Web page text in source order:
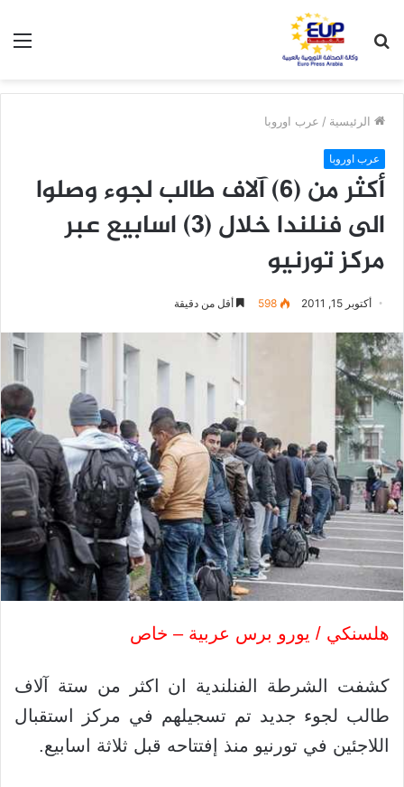
عن
الرئيسية / عرب اوروبا
عرب اوروبا
أكثر من (6) آلاف طالب لجوء وصلوا
الى فنلندا خلال (3) اسابيع عبر
مركز تورنيو
أكتوبر 15, 2011 598 أقل من دقيقة
هلسنكي / يورو برس عربية – خاص
كشفت الشرطة الفنلندية ان اكثر من ستة آلاف
طالب لجوء جديد تم تسجيلهم في مركز استقبال
اللاجئين في تورنيو منذ إفتتاحه قبل ثلاثة اسابيع.